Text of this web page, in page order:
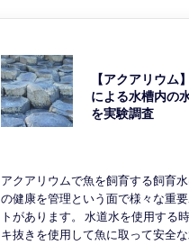
【アクアリウム
による水槽内の
を実験調査
アクアリウムで魚を飼育する飼育
の健康を管理という面で様々な重
トがあります。 水道水を使用する
キ抜きを使用して魚に取って安全